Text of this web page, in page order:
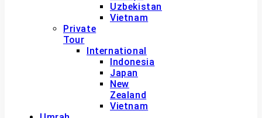
Uzbekistan
Vietnam
Private
Tour
International
Indonesia
Japan
New
Zealand
Vietnam